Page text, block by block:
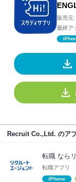
販売元:
最終ア
Recruit Co.,Ltd. のア
転職 なら
転職アプリ
iPhone